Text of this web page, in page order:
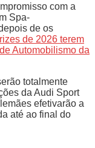
com a
Spa-
de os
de 2026 terem
Automobilismo da
totalmente
da Audi Sport
efetivarão a
até ao final do